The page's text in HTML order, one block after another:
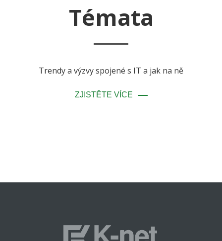
Témata
Trendy a výzvy spojené s IT a jak na ně
ZJISTĚTE VÍCE